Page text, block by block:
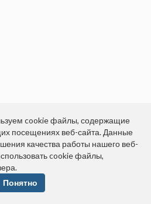
информации
cookie файлы, содержащие
посещениях веб-сайта. Данные
качества работы нашего веб-
cookie файлы,
Понятно